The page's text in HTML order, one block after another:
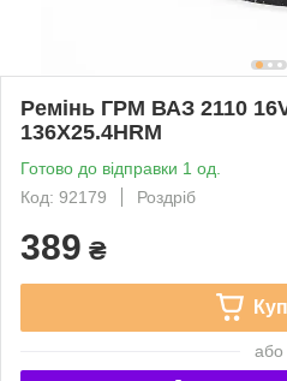
Ремінь ГРМ ВАЗ 2110
136X25.4HRM
Готово до відправки 1 од.
Код: 92179
Роздріб
389 ₴
або